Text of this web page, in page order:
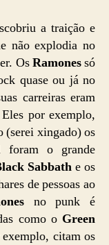
a traição e
não explodia no
OsRamonessó
quase ou já no
carreiras eram
por exemplo,
(serei xingado) os
foram o grande
Sabbath e os
de pessoas ao
no punk é
como o Green
citam os